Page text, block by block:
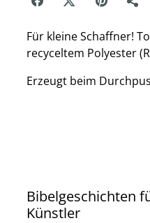
Für kleine Schaffner!
recyceltem Polyester
Erzeugt beim
Bibelgeschichten
Künstler